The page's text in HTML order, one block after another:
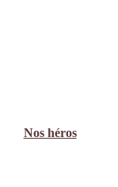
Nos héros